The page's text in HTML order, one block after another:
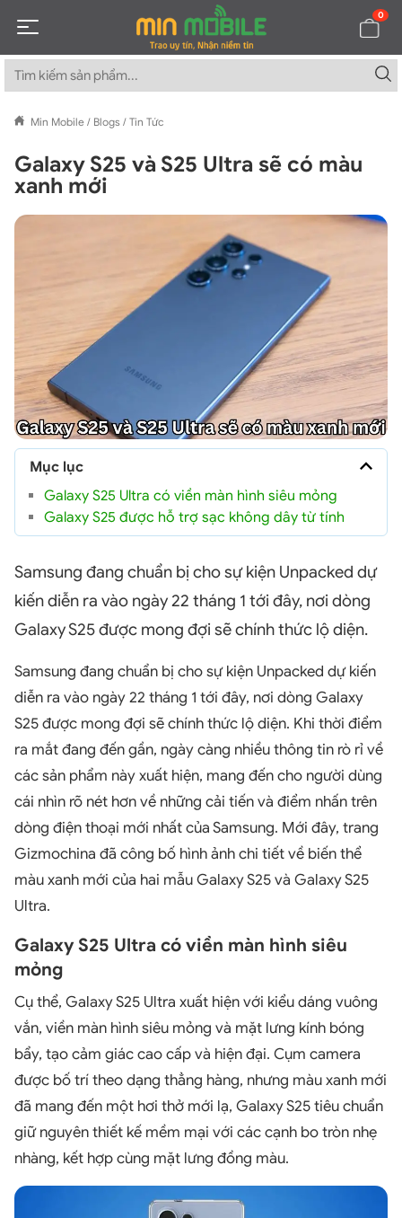
0
Min Mobile / Blogs / Tin Tức
Galaxy S25 và S25 Ultra sẽ có màu
xanh mới
Mục lục
Galaxy S25 Ultra có viền màn hình siêu mỏng
Galaxy S25 được hỗ trợ sạc không dây từ tính
Samsung đang chuẩn bị cho sự kiện Unpacked dự
kiến diễn ra vào ngày 22 tháng 1 tới đây, nơi dòng
Galaxy S25 được mong đợi sẽ chính thức lộ diện.
Samsung đang chuẩn bị cho sự kiện Unpacked dự kiến
diễn ra vào ngày 22 tháng 1 tới đây, nơi dòng Galaxy
S25 được mong đợi sẽ chính thức lộ diện. Khi thời điểm
ra mắt đang đến gần, ngày càng nhiều thông tin rò rỉ về
các sản phẩm này xuất hiện, mang đến cho người dùng
cái nhìn rõ nét hơn về những cải tiến và điểm nhấn trên
dòng điện thoại mới nhất của Samsung. Mới đây, trang
Gizmochina đã công bố hình ảnh chi tiết về biến thể
màu xanh mới của hai mẫu Galaxy S25 và Galaxy S25
Ultra.
Galaxy S25 Ultra có viền màn hình siêu
mỏng
Cụ thể, Galaxy S25 Ultra xuất hiện với kiểu dáng vuông
vắn, viền màn hình siêu mỏng và mặt lưng kính bóng
bẩy, tạo cảm giác cao cấp và hiện đại. Cụm camera
được bố trí theo dạng thẳng hàng, nhưng màu xanh mới
đã mang đến một hơi thở mới lạ, Galaxy S25 tiêu chuẩn
giữ nguyên thiết kế mềm mại với các cạnh bo tròn nhẹ
nhàng, kết hợp cùng mặt lưng đồng màu.